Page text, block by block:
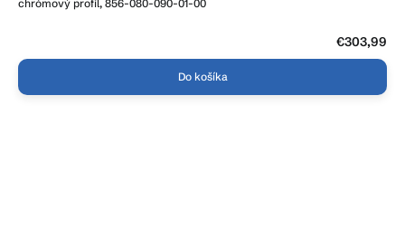
chrómový profil, 856-080-090-01-00
€303,99
Do košíka